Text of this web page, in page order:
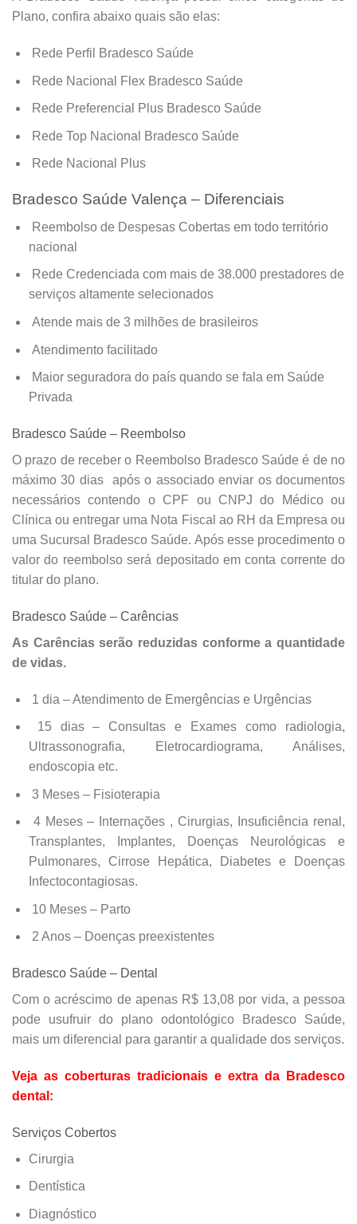
Plano, confira abaixo quais são elas:
Rede Perfil Bradesco Saúde
Rede Nacional Flex Bradesco Saúde
Rede Preferencial Plus Bradesco Saúde
Rede Top Nacional Bradesco Saúde
Rede Nacional Plus
Bradesco Saúde Valença – Diferenciais
Reembolso de Despesas Cobertas em todo território
nacional
Rede Credenciada com mais de 38.000 prestadores de
serviços altamente selecionados
Atende mais de 3 milhões de brasileiros
Atendimento facilitado
Maior seguradora do país quando se fala em Saúde
Privada
Bradesco Saúde – Reembolso
O prazo de receber o Reembolso Bradesco Saúde é de no
máximo 30 dias após o associado enviar os documentos
necessários contendo o CPF ou CNPJ do Médico ou
Clínica ou entregar uma Nota Fiscal ao RH da Empresa ou
uma Sucursal Bradesco Saúde. Após esse procedimento o
valor do reembolso será depositado em conta corrente do
titular do plano.
Bradesco Saúde – Carências
As Carências serão reduzidas conforme a quantidade
de vidas.
1 dia – Atendimento de Emergências e Urgências
15 dias – Consultas e Exames como radiologia,
Ultrassonografia, Eletrocardiograma, Análises,
endoscopia etc.
3 Meses – Fisioterapia
4 Meses – Internações , Cirurgias, Insuficiência renal,
Transplantes, Implantes, Doenças Neurológicas e
Pulmonares, Cirrose Hepática, Diabetes e Doenças
Infectocontagiosas.
10 Meses – Parto
2 Anos – Doenças preexistentes
Bradesco Saúde – Dental
Com o acréscimo de apenas R$ 13,08 por vida, a pessoa
pode usufruir do plano odontológico Bradesco Saúde,
mais um diferencial para garantir a qualidade dos serviços.
Veja as coberturas tradicionais e extra da Bradesco
dental:
Serviços Cobertos
Cirurgia
Dentística
Diagnóstico